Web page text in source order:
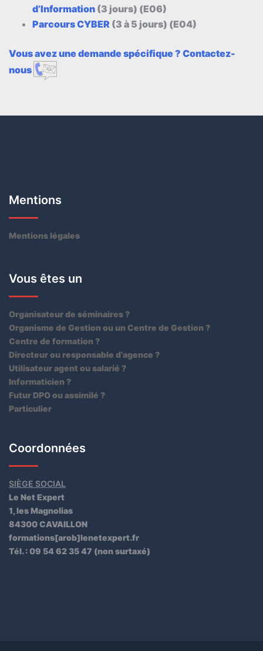
d’Information (3 jours) (E06)
Parcours CYBER (3 à 5 jours) (E04)
Vous avez une demande spécifique ? Contactez-
nous
Mentions
Mentions légales
Vous êtes un
Organisateur de séminaires ?
Organisme de Gestion ou un Centre de Gestion ?
Centre de formation ?
Directeur ou responsable d’agence ?
Utilisateur agent ou salarié ?
Informaticien ?
Futur DPO ou assimilé ?
Particulier
Coordonnées
SIÈGE SOCIAL
Le Net Expert
1, les Magnolias
84300 CAVAILLON
formations[arob]lenetexpert.fr
Tél. : 09 54 62 35 47 (non surtaxé)